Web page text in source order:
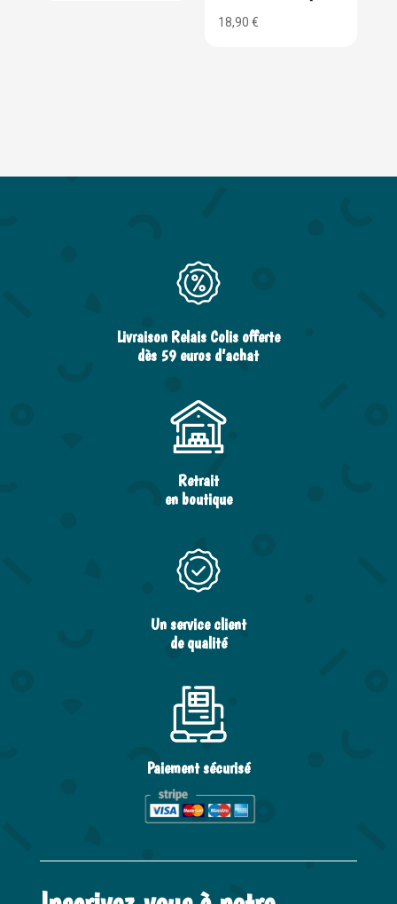
18,90€
Livraison Relais Colis offerte
dès 59 euros d’achat
Retrait
en boutique
Un service client
de qualité
Paiement sécurisé